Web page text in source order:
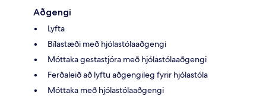
Aðgengi
Lyfta
Bílastæði með hjólastólaaðgengi
Móttaka gestastjóra með hjólastólaaðgengi
Ferðaleið að lyftu aðgengileg fyrir hjólastóla
Móttaka með hjólastólaaðgengi